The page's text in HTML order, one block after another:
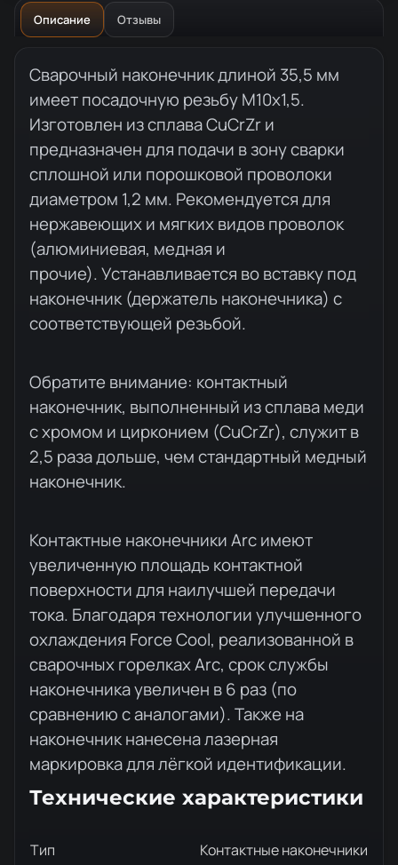
Описание Отзывы
Описание товара
Сварочный наконечник длиной 35,5 мм
имеет посадочную резьбу М10x1,5.
Изготовлен из сплава CuCrZr и
предназначен для подачи в зону сварки
сплошной или порошковой проволоки
диаметром 1,2 мм. Рекомендуется для
нержавеющих и мягких видов проволок
(алюминиевая, медная и
прочие). Устанавливается во вставку под
наконечник (держатель наконечника) с
соответствующей резьбой.
Обратите внимание: контактный
наконечник, выполненный из сплава меди
с хромом и цирконием (CuCrZr), служит в
2,5 раза дольше, чем стандартный медный
наконечник.
Контактные наконечники Arc имеют
увеличенную площадь контактной
поверхности для наилучшей передачи
тока. Благодаря технологии улучшенного
охлаждения Force Cool, реализованной в
сварочных горелках Arc, срок службы
наконечника увеличен в 6 раз (по
сравнению с аналогами). Также на
наконечник нанесена лазерная
маркировка для лёгкой идентификации.
Технические характеристики
Тип Контактные наконечники